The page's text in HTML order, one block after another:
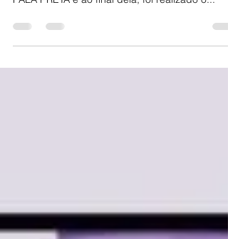
ontem, 10/12, aconteceu a primeira live do site
FALA PRETA e ao final dela, foi realizado o...